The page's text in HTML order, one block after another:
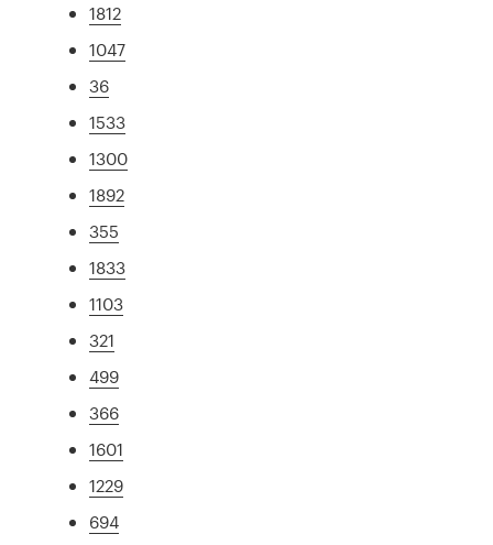
1812
1047
36
1533
1300
1892
355
1833
1103
321
499
366
1601
1229
694